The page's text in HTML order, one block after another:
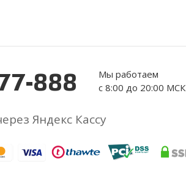
888
Мы работаем
с 8:00 до 20:00 МСК
Яндекс Кассу